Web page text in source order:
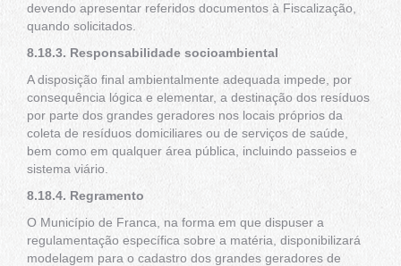
devendo apresentar referidos documentos à Fiscalização,
quando solicitados.
8.18.3. Responsabilidade socioambiental
A disposição final ambientalmente adequada impede, por
consequência lógica e elementar, a destinação dos resíduos
por parte dos grandes geradores nos locais próprios da
coleta de resíduos domiciliares ou de serviços de saúde,
bem como em qualquer área pública, incluindo passeios e
sistema viário.
8.18.4. Regramento
O Município de Franca, na forma em que dispuser a
regulamentação específica sobre a matéria, disponibilizará
modelagem para o cadastro dos grandes geradores de